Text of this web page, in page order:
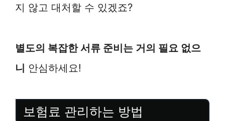
지 않고 대처할 수 있겠죠?
별도의 복잡한 서류 준비는 거의 필요 없으
니 안심하세요!
보험료 관리하는 방법